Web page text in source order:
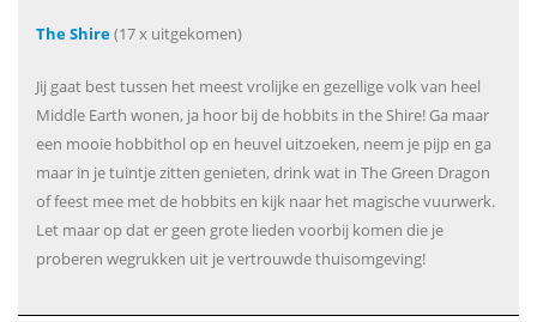
The Shire(17 x uitgekomen)
Jij gaat best tussen het meest vrolijke en gezellige volk van heel
Middle Earth wonen, ja hoor bij de hobbits in the Shire! Ga maar
een mooie hobbithol op en heuvel uitzoeken, neem je pijp en ga
maar in je tuintje zitten genieten, drink wat in The Green Dragon
of feest mee met de hobbits en kijk naar het magische vuurwerk.
Let maar op dat er geen grote lieden voorbij komen die je
proberen wegrukken uit je vertrouwde thuisomgeving!